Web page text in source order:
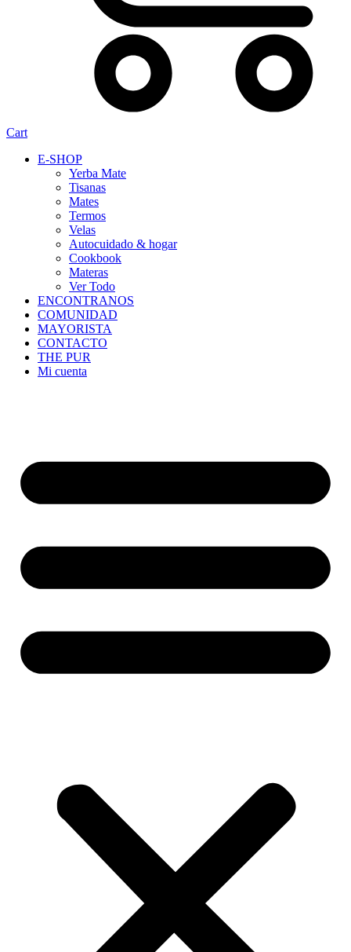
Cart
E-SHOP
Yerba Mate
Tisanas
Mates
Termos
Velas
Autocuidado & hogar
Cookbook
Materas
Ver Todo
ENCONTRANOS
COMUNIDAD
MAYORISTA
CONTACTO
THE PUR
Mi cuenta